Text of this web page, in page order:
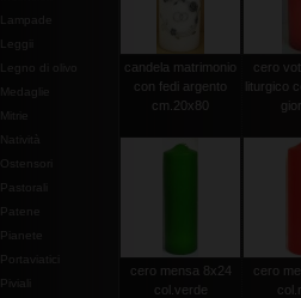
Leggii
Legno di olivo
Medaglie
Mitrie
Natività
Ostensori
Pastorali
Patene
Pianete
Portaviatici
Piviali
candela matrimonio
con fedi argento
cm.20x80
cero
liturgico
cero mensa 8x24
col.verde
cero